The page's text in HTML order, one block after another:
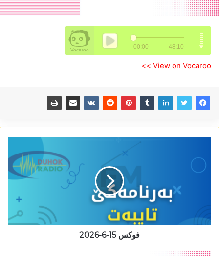
View on Vocaroo >>
فوکس 15-6-2026